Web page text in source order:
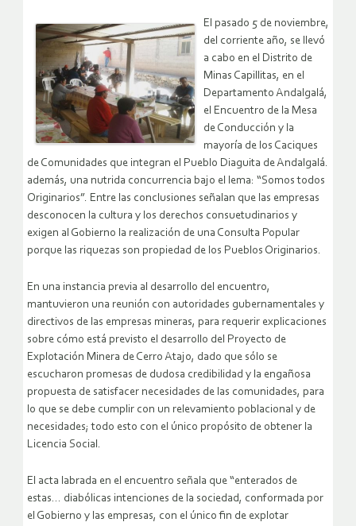
El pasado 5 de noviembre,
del corriente año, se llevó
a cabo en el Distrito de
Minas Capillitas, en el
Departamento Andalgalá,
el Encuentro de la Mesa
de Conducción y la
mayoría de los Caciques
de Comunidades que integran el Pueblo Diaguita de Andalgalá.
además, una nutrida concurrencia bajo el lema: “Somos todos
Originarios”. Entre las conclusiones señalan que las empresas
desconocen la cultura y los derechos consuetudinarios y
exigen al Gobierno la realización de una Consulta Popular
porque las riquezas son propiedad de los Pueblos Originarios.
En una instancia previa al desarrollo del encuentro,
mantuvieron una reunión con autoridades gubernamentales y
directivos de las empresas mineras, para requerir explicaciones
sobre cómo está previsto el desarrollo del Proyecto de
Explotación Minera de Cerro Atajo, dado que sólo se
escucharon promesas de dudosa credibilidad y la engañosa
propuesta de satisfacer necesidades de las comunidades, para
lo que se debe cumplir con un relevamiento poblacional y de
necesidades; todo esto con el único propósito de obtener la
Licencia Social.
El acta labrada en el encuentro señala que “enterados de
estas… diabólicas intenciones de la sociedad, conformada por
el Gobierno y las empresas, con el único fin de explotar